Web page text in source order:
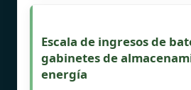
Escala de ingresos de
gabinetes de
energía